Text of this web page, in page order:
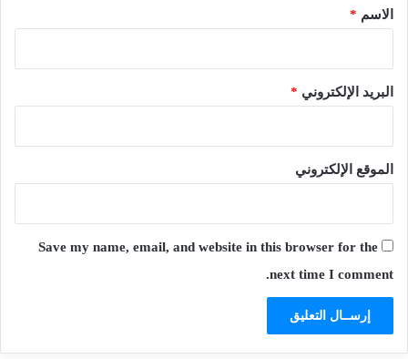
*الاسم *
البريد الإلكتروني *
الموقع الإلكتروني
Save my name, email, and website in this browser for the
next time I comment.